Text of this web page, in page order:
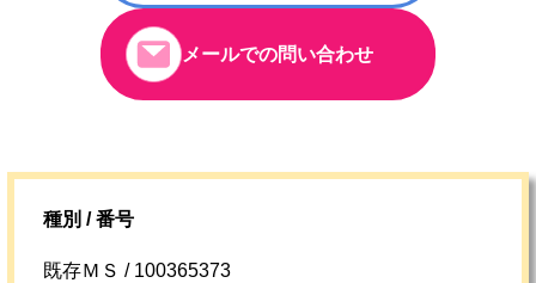
メールでの問い合わせ
種別 / 番号
既存ＭＳ / 100365373